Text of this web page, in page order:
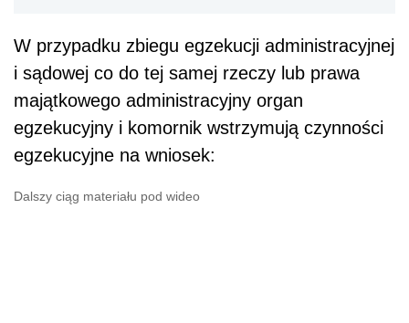
W przypadku zbiegu egzekucji administracyjnej
i sądowej co do tej samej rzeczy lub prawa
majątkowego administracyjny organ
egzekucyjny i komornik wstrzymują czynności
egzekucyjne na wniosek:
Dalszy ciąg materiału pod wideo